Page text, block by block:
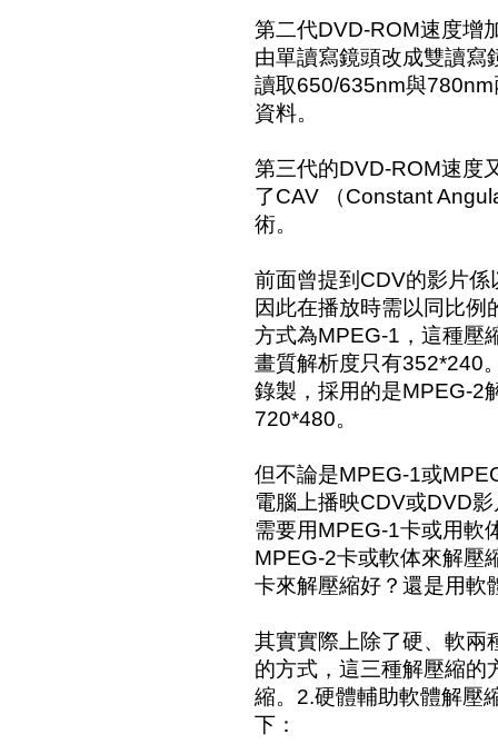
第二代DVD-ROM速度增
由單讀寫鏡頭改成雙讀寫
讀取650/635nm與
資料。
第三代的DVD-ROM速度
了CAV （Constant
術。
前面曾提到CDV的影片
因此在播放時需以同比例
方式為MPEG-1，這種壓
畫質解析度只有352*240
錄製，採用的是MPEG-2
720*480。
但不論是MPEG-1或
電腦上播映CDV或DVD
需要用MPEG-1卡或用軟
MPEG-2卡或軟体來解壓
卡來解壓縮好？還是用軟
其實實際上除了硬、軟兩
的方式，這三種解壓縮的
縮。2.硬體輔助軟體解壓
下：